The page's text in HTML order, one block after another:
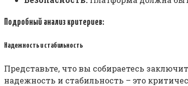
Подробный анализ критериев:
Надежность и стабильность
Представьте, что вы собираетесь
надежность и стабильность – это